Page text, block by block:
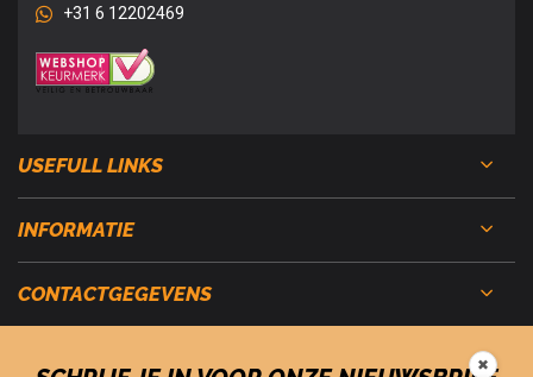
+31 6 12202469
USEFULL LINKS
INFORMATIE
CONTACTGEGEVENS
✖